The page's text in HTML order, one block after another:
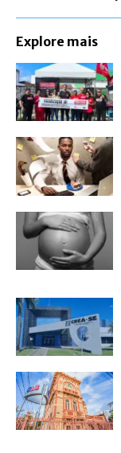
Explore mais